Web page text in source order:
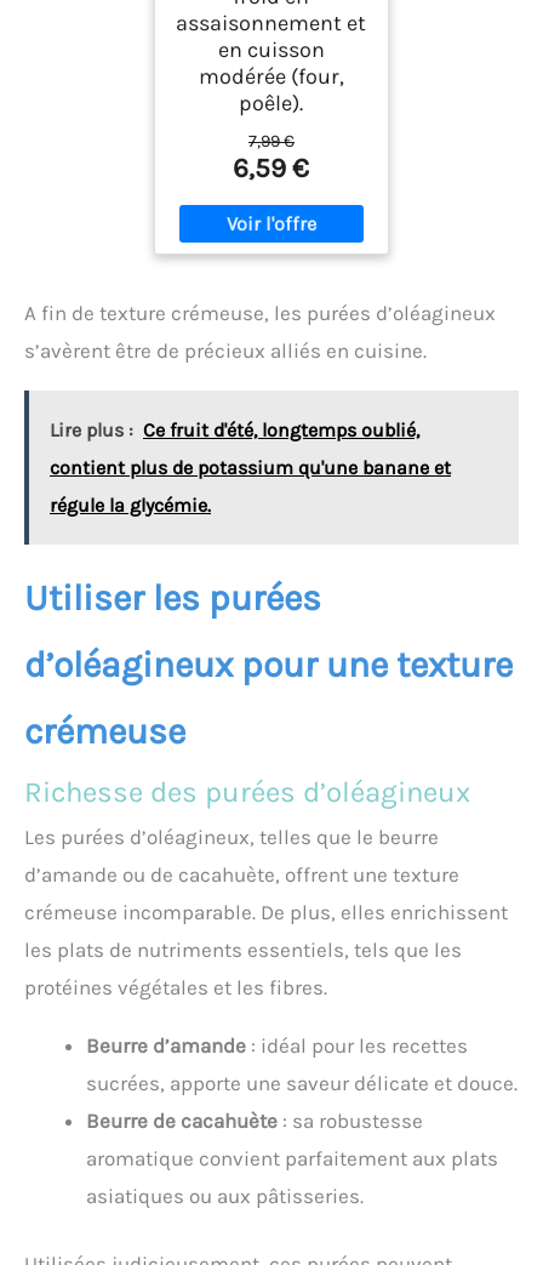
assaisonnement et
en cuisson
modérée (four,
poêle).
7,99 €
6,59 €
A fin de texture crémeuse, les purées d’oléagineux
s’avèrent être de précieux alliés en cuisine.
Lire plus : Ce fruit d'été, longtemps oublié,
contient plus de potassium qu'une banane et
régule la glycémie.
Utiliser les purées
d’oléagineux pour une texture
crémeuse
Richesse des purées d’oléagineux
Les purées d’oléagineux, telles que le beurre
d’amande ou de cacahuète, offrent une texture
crémeuse incomparable. De plus, elles enrichissent
les plats de nutriments essentiels, tels que les
protéines végétales et les fibres.
Beurre d’amande : idéal pour les recettes
sucrées, apporte une saveur délicate et douce.
Beurre de cacahuète : sa robustesse
aromatique convient parfaitement aux plats
asiatiques ou aux pâtisseries.